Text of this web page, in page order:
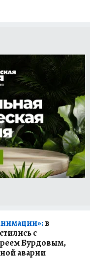
в
с
Бурдовым,
аварии